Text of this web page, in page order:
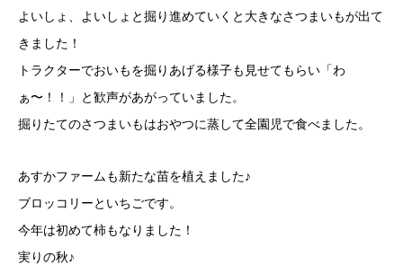
よいしょ、よいしょと掘り進めていくと大きなさつまいもが出て
きました！
トラクターでおいもを掘りあげる様子も見せてもらい「わ
ぁ〜！！」と歓声があがっていました。
掘りたてのさつまいもはおやつに蒸して全園児で食べました。
あすかファームも新たな苗を植えました♪
ブロッコリーといちごです。
今年は初めて柿もなりました！
実りの秋♪